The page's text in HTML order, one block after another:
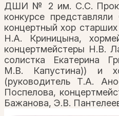
ДШИ № 2 им. С.С.
конкурсе
концертный хор
Н.А. Криницына,
концертмейстеры Н.В.
солистка Екатерина
М.В. Капустина)) и
(руководитель Т.А.
Поспелова,
Бажанова, Э.В.